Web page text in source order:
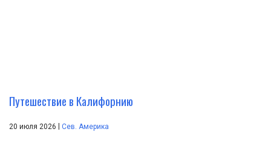
Путешествие в Калифорнию
20 июля 2026 Сев. Америка